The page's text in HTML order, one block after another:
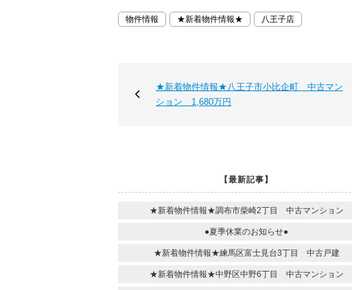
物件情報 ★新着物件情報★ 八王子店
★新着物件情報★八王子市小比企町 中古マン
ション 1,680万円
【最新記事】
★新着物件情報★調布市柴崎2丁目 中古マンション
●夏季休業のお知らせ●
★新着物件情報★練馬区富士見台3丁目 中古戸建
★新着物件情報★中野区中野6丁目 中古マンション